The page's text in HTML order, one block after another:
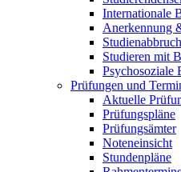
Internationale
Anerkennung
Studieren mit
Psychosoziale
Prüfungen und
Aktuelle
Prüfungspläne
Prüfungsämter
Noteneinsicht
Stundenpläne